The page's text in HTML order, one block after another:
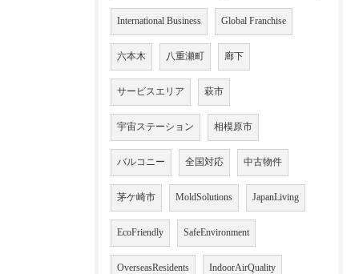
International Business Global Franchise
六本木 八重瀬町 廊下
サービスエリア 萩市
宇宙ステーション 相模原市
バルコニー 全国対応 中古物件
茅ケ崎市 MoldSolutions JapanLiving
EcoFriendly SafeEnvironment
OverseasResidents IndoorAirQuality